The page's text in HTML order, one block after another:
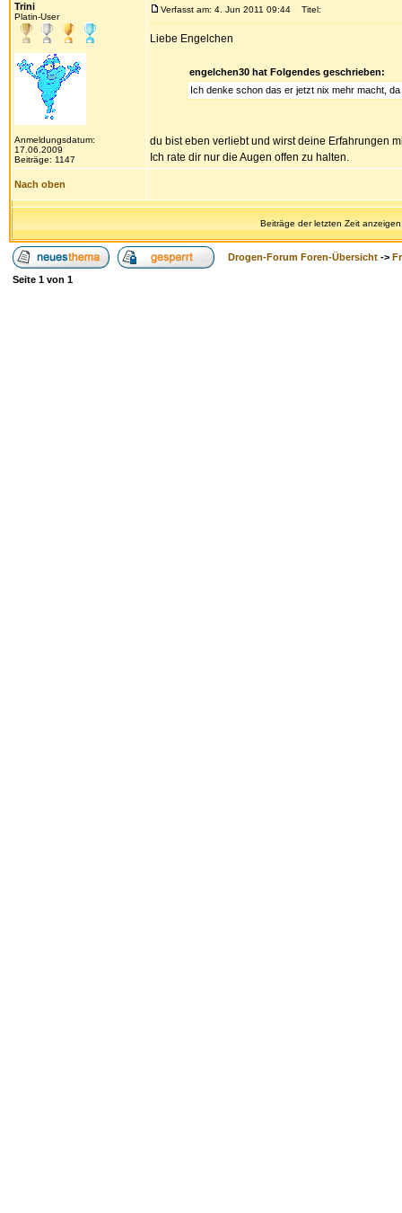
Trini
Platin-User
Anmeldungsdatum:
17.06.2009
Beiträge: 1147
Verfasst am: 4. Jun 2011 09:44 Titel:
Liebe Engelchen
engelchen30 hat Folgendes geschrieben:
Ich denke schon das er jetzt nix mehr macht,
du bist eben verliebt und wirst deine Erfahrungen
Ich rate dir nur die Augen offen zu halten.
Nach oben
Beiträge der letzten Zeit
Drogen-Forum Foren-Übersicht ->
Seite 1 von 1